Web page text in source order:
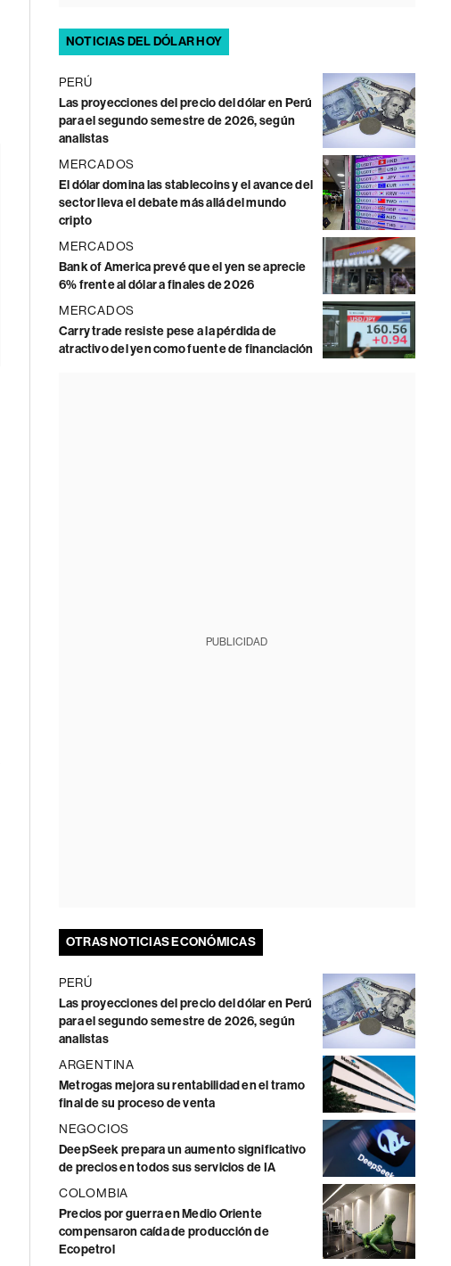
NOTICIAS DEL DÓLAR HOY
PERÚ
Las proyecciones del precio del dólar en Perú
para el segundo semestre de 2026, según
analistas
MERCADOS
El dólar domina las stablecoins y el avance del
sector lleva el debate más allá del mundo
cripto
MERCADOS
Bank of America prevé que el yen se aprecie
6% frente al dólar a finales de 2026
MERCADOS
Carry trade resiste pese a la pérdida de
atractivo del yen como fuente de financiación
PUBLICIDAD
OTRAS NOTICIAS ECONÓMICAS
PERÚ
Las proyecciones del precio del dólar en Perú
para el segundo semestre de 2026, según
analistas
ARGENTINA
Metrogas mejora su rentabilidad en el tramo
final de su proceso de venta
NEGOCIOS
DeepSeek prepara un aumento significativo
de precios en todos sus servicios de IA
COLOMBIA
Precios por guerra en Medio Oriente
compensaron caída de producción de
Ecopetrol